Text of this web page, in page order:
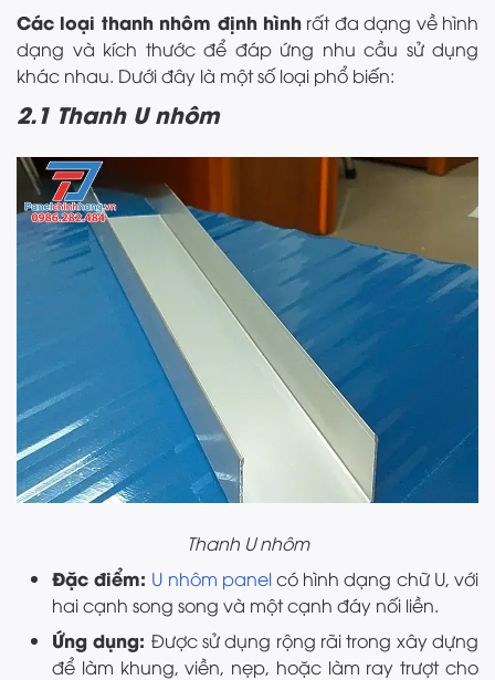
Các loại thanh nhôm định hình rất đa dạng về hình
dạng và kích thước để đáp ứng nhu cầu sử dụng
khác nhau. Dưới đây là một số loại phổ biến:
2.1 Thanh U nhôm
Thanh U nhôm
Đặc điểm: U nhôm panelcó hình dạng chữ U, với
hai cạnh song song và một cạnh đáy nối liền.
Ứng dụng: Được sử dụng rộng rãi trong xây dựng
để làm khung, viền, nẹp, hoặc làm ray trượt cho